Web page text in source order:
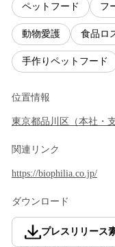
ペットフード フ
動物愛護 食品ロ
手作りペットフード
位置情報
東京都品川区 （本社・
関連リンク
https://biophilia.co.jp/
ダウンロード
プレスリリース